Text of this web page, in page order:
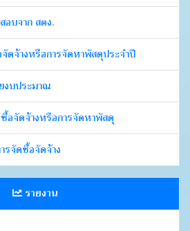
อบจาก สตง.
ดจ้างหรือการจัดหาพัสดุประจำปี
งบประมาณ
อจัดจ้างหรือการจัดหาพัสดุ
รจัดซื้อจัดจ้าง
รายงาน